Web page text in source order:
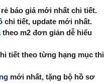
rẻ báo giá mới nhất chi tiết.
chi tiết, update mới nhất.
theo m2 đơn giản dễ hiểu
tiết theo từng hạng mục thi
mới nhất, tặng bộ hồ sơ